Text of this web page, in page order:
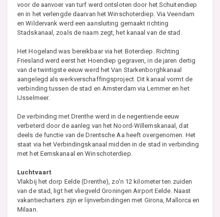
voor de aanvoer van turf werd ontsloten door het Schuitendiep
en in het verlengde daarvan het Winschoterdiep. Via Veendam
en Wildervank werd een aansluiting gemaakt richting
Stadskanaal, zoals de naam zegt, het kanaal van de stad.
Het Hogeland was bereikbaar via het Boterdiep. Richting
Friesland werd eerst het Hoendiep gegraven, in de jaren dertig
van de twintigste eeuw werd het Van Starkenborghkanaal
aangelegd als werkverschaffingsproject. Dit kanaal vormt de
verbinding tussen de stad en Amsterdam via Lemmer en het
IJsselmeer.
De verbinding met Drenthe werd in de negentiende eeuw
verbeterd door de aanleg van het Noord-Willemskanaal, dat
deels de functie van de Drentsche Aa heeft overgenomen. Het
staat via het Verbindingskanaal midden in de stad in verbinding
met het Eemskanaal en Winschoterdiep.
Luchtvaart
Vlakbij het dorp Eelde (Drenthe), zo'n 12 kilometer ten zuiden
van de stad, ligt het vliegveld Groningen Airport Eelde. Naast
vakantiecharters zijn er lijnverbindingen met Girona, Mallorca en
Milaan.